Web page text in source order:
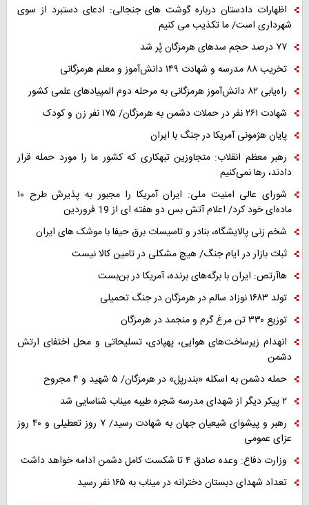
اظهارات دادستان درباره گوشت های جنجالی: ادعای دستبرد از سوی
شهرداری است/ ما تکذیب می کنیم
۷۷ درصد حجم سدهای هرمزگان پُر شد
تخریب ۸۸ مدرسه و شهادت ۱۴۹ دانش‌آموز و معلم هرمزگانی
راه‌یابی ۸۲ دانش‌آموز هرمزگانی به مرحله دوم المپیادهای علمی کشور
شهادت ۲۶۱ نفر در حملات دشمن به هرمزگان/ ۱۷۵ نفر زن و کودک
پایان هژمونی آمریکا در جنگ با ایران
رهبر معظم انقلاب: متجاوزین تبهکاری که کشور ما را مورد حمله قرار
دادند، رها نمی‌کنیم
شورای عالی امنیت ملی: ایران آمریکا را مجبور به پذیرش طرح ۱۰
ماده‌ای خود کرد/ اعلام آتش بس دو هفته ای از 19 فروردین
شخم زنی پالایشگاه، بنادر و تاسیسات برق حیفا با موشک های ایران
ثبات بازار در ایام جنگ/ هیچ مشکلی در تامین کالا نیست
هاآرتص: ایران با برگه‌های برنده، آمریکا در بن‌بست
تولد ۱۶۸۳ نوزاد سالم در هرمزگان در جنگ تحمیلی
توزیع ۳۳۰ تن مرغ گرم و منجمد در هرمزگان
انهدام زیرساخت‌های هوایی، پهپادی، تسلیحاتی و محل اختفای ارتش
دشمن
حمله دشمن به اسکله «بندرپل» در هرمزگان/ ۵ شهید و ۴ مجروح
۲ پیکر دیگر از شهدای مدرسه شجره طیبه میناب شناسایی شد
رهبر و پیشوای شیعیان جهان به شهادت رسید/ ۷ روز تعطیلی و ۴۰ روز
عزای عمومی
وزارت دفاع: وعده صادق ۴ تا شکست کامل دشمن ادامه خواهد داشت
تعداد شهدای دبستان دخترانه در میناب به ۱۶۵ نفر رسید